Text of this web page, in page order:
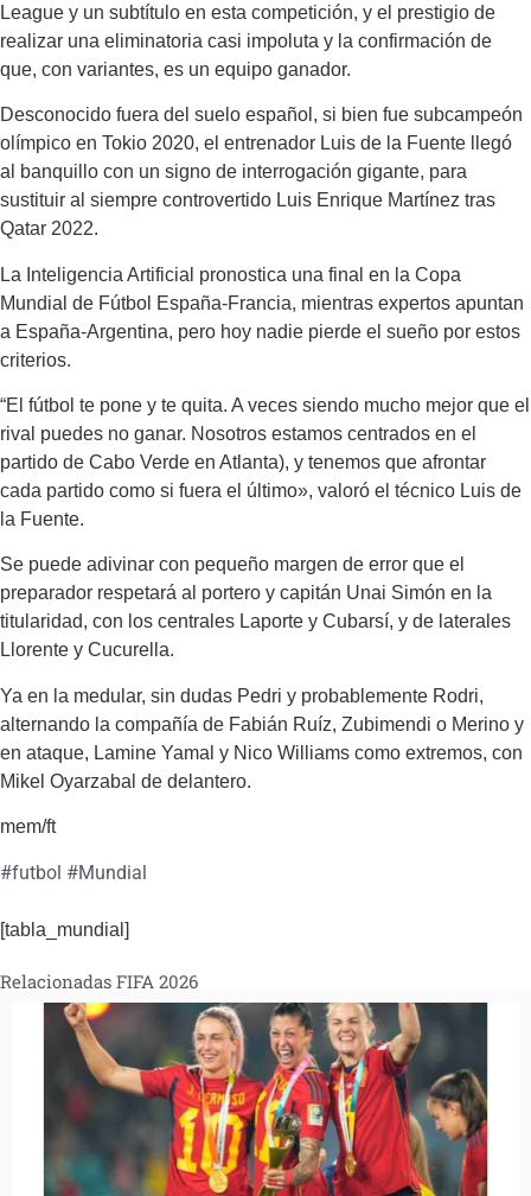
League y un subtítulo en esta competición, y el prestigio de
realizar una eliminatoria casi impoluta y la confirmación de
que, con variantes, es un equipo ganador.
Desconocido fuera del suelo español, si bien fue subcampeón
olímpico en Tokio 2020, el entrenador Luis de la Fuente llegó
al banquillo con un signo de interrogación gigante, para
sustituir al siempre controvertido Luis Enrique Martínez tras
Qatar 2022.
La Inteligencia Artificial pronostica una final en la Copa
Mundial de Fútbol España-Francia, mientras expertos apuntan
a España-Argentina, pero hoy nadie pierde el sueño por estos
criterios.
“El fútbol te pone y te quita. A veces siendo mucho mejor que el
rival puedes no ganar. Nosotros estamos centrados en el
partido de Cabo Verde en Atlanta), y tenemos que afrontar
cada partido como si fuera el último», valoró el técnico Luis de
la Fuente.
Se puede adivinar con pequeño margen de error que el
preparador respetará al portero y capitán Unai Simón en la
titularidad, con los centrales Laporte y Cubarsí, y de laterales
Llorente y Cucurella.
Ya en la medular, sin dudas Pedri y probablemente Rodri,
alternando la compañía de Fabián Ruíz, Zubimendi o Merino y
en ataque, Lamine Yamal y Nico Williams como extremos, con
Mikel Oyarzabal de delantero.
mem/ft
#futbol #Mundial
[tabla_mundial]
Relacionadas FIFA 2026